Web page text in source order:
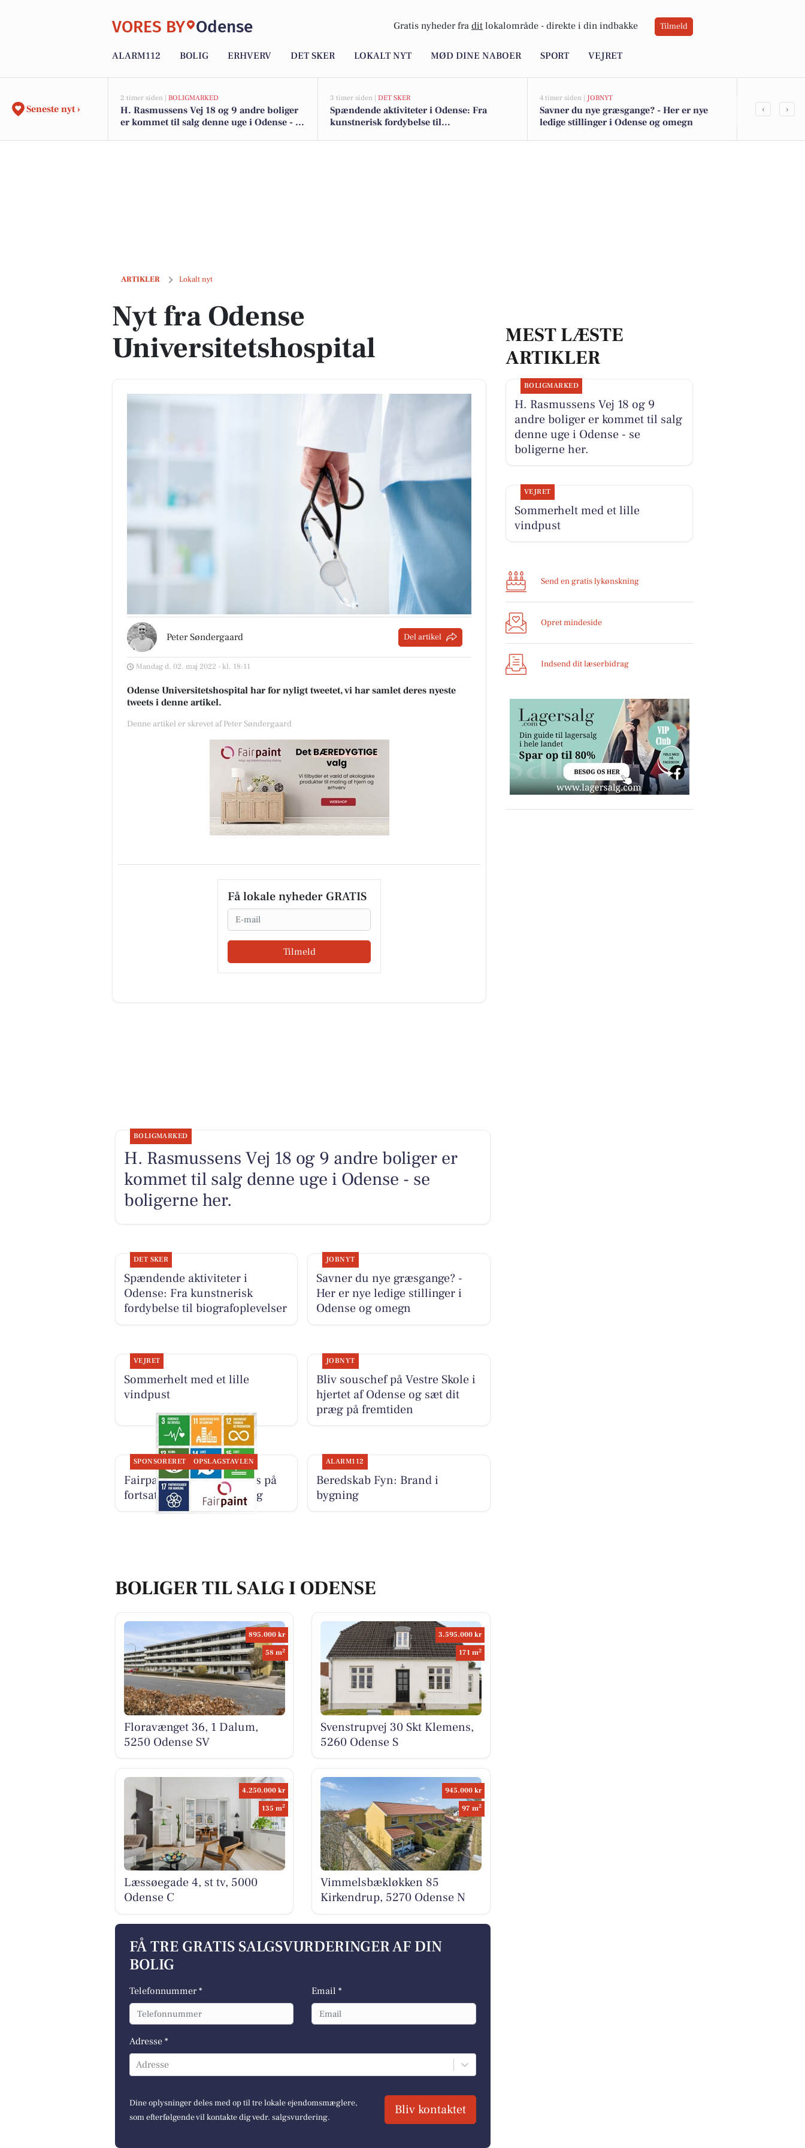
VORES BY Odense Gratis nyheder fra dit lokalområde - direkte i din indbakke Tilmeld
ALARM112 BOLIG ERHVERV DET SKER LOKALT NYT MØD DINE NABOER SPORT VEJRET
Seneste nyt ›
2 timer siden | BOLIGMARKED
H. Rasmussens Vej 18 og 9 andre boliger
er kommet til salg denne uge i Odense - se
3 timer siden | DET SKER
Spændende aktiviteter i Odense: Fra
kunstnerisk fordybelse til
4 timer siden | JOBNYT
Savner du nye græsgange? - Her er nye
ledige stillinger i Odense og omegn
‹ ›
ARTIKLER Lokalt nyt
Nyt fra Odense Universitetshospital
Nyt fra Odense
Universitetshospital
Peter Søndergaard Del artikel
Mandag d. 02. maj 2022 - kl. 18:11
Odense Universitetshospital har for nyligt tweetet, vi har samlet deres nyeste
tweets i denne artikel.
Denne artikel er skrevet af Peter Søndergaard
Få lokale nyheder GRATIS
Email
Tilmeld
MEST LÆSTE
ARTIKLER
BOLIGMARKED
H. Rasmussens Vej 18 og 9
andre boliger er kommet til salg
denne uge i Odense - se
boligerne her.
VEJRET
Sommerhelt med et lille
vindpust
Send en gratis lykønskning
Opret mindeside
Indsend dit læserbidrag
BOLIGMARKED
H. Rasmussens Vej 18 og 9 andre boliger er
kommet til salg denne uge i Odense - se
boligerne her.
DET SKER
Spændende aktiviteter i
Odense: Fra kunstnerisk
fordybelse til biografoplevelser
JOBNYT
Savner du nye græsgange? -
Her er nye ledige stillinger i
Odense og omegn
VEJRET
Sommerhelt med et lille
vindpust
JOBNYT
Bliv souschef på Vestre Skole i
hjertet af Odense og sæt dit
præg på fremtiden
SPONSORERET OPSLAGSTAVLEN
Fairpaint ApS sætter fokus på
fortsat brug af plastmaling
ALARM112
Beredskab Fyn: Brand i
bygning
BOLIGER TIL SALG I ODENSE
895.000 kr
58 m2
Floravænget 36, 1 Dalum,
5250 Odense SV
3.595.000 kr
171 m2
Svenstrupvej 30 Skt Klemens,
5260 Odense S
4.250.000 kr
135 m2
Læssøegade 4, st tv, 5000
Odense C
945.000 kr
97 m2
Vimmelsbækløkken 85
Kirkendrup, 5270 Odense N
FÅ TRE GRATIS SALGSVURDERINGER AF DIN
BOLIG
Telefonnummer * Email *
Adresse *
Adresse
Dine oplysninger deles med op til tre lokale ejendomsmæglere,
som efterfølgende vil kontakte dig vedr. salgsvurdering.
Bliv kontaktet